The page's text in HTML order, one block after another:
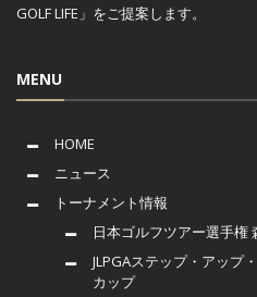
GOLF LIFE」をご提案します。
MENU
HOME
ニュース
トーナメント情報
日本ゴルフツアー選手権
JLPGAステップ・アップ
カップ